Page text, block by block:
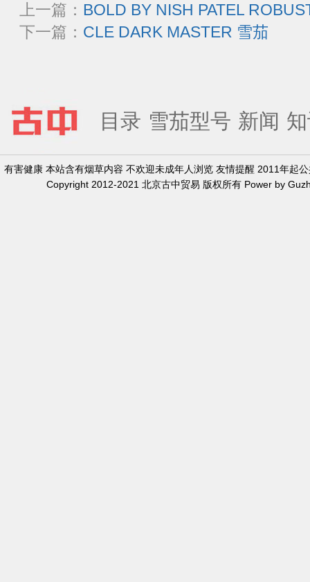
上一篇： BOLD BY NISH PATEL
下一篇： CLE DARK MASTER 雪茄
目录 雪茄型号 新闻
有害健康 本站含有烟草内容 不欢迎未成年人浏览 友情提醒 2011年起
Copyright 2012-2021 北京古中贸易 版权所有 Power by